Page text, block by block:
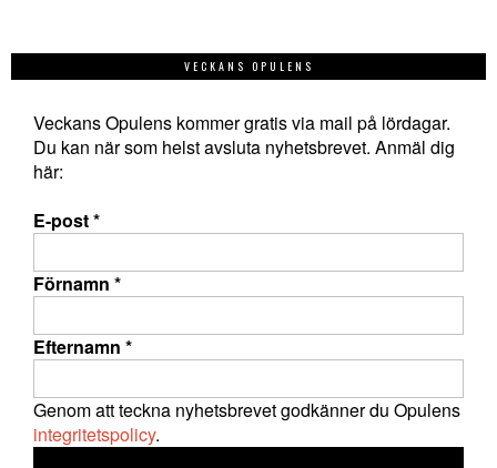
VECKANS OPULENS
Veckans Opulens kommer gratis via mail på lördagar.
Du kan när som helst avsluta nyhetsbrevet. Anmäl dig
här:
E-post*
Förnamn *
Efternamn *
Genom att teckna nyhetsbrevet godkänner du Opulens
integritetspolicy.